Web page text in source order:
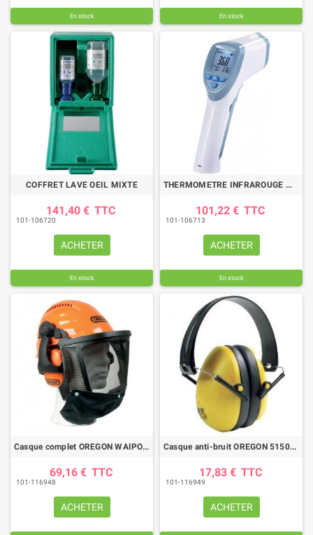
En stock En stock
COFFRET LAVE OEIL MIXTE
141,40 € TTC
101-106720
ACHETER
En stock
THERMOMETRE INFRAROUGE MEDICAL CE 0.3
101,22 € TTC
101-106713
ACHETER
En stock
Casque complet OREGON WAIPOUA
69,16 € TTC
101-116948
ACHETER
Casque anti-bruit OREGON 515060
17,83 € TTC
101-116949
ACHETER